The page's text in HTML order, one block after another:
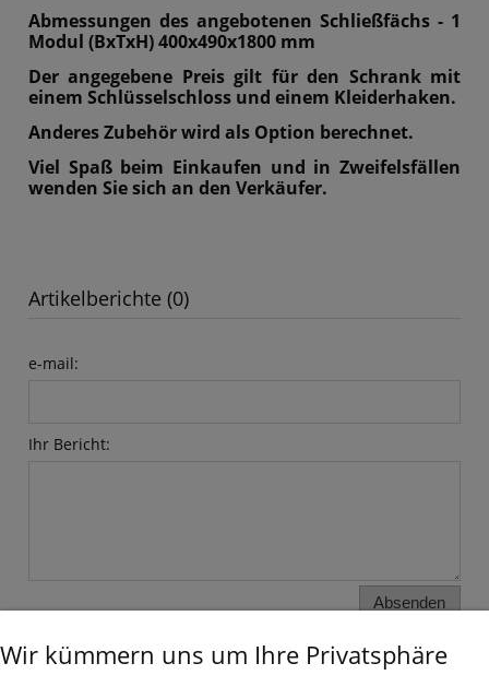
Abmessungen des angebotenen Schließfächs - 1
Modul (BxTxH) 400x490x1800 mm
Der angegebene Preis gilt für den Schrank mit
einem Schlüsselschloss und einem Kleiderhaken.
Anderes Zubehör wird als Option berechnet.
Viel Spaß beim Einkaufen und in Zweifelsfällen
wenden Sie sich an den Verkäufer.
Artikelberichte (0)
e-mail:
Ihr Bericht:
Absenden
Wir kümmern uns um Ihre Privatsphäre